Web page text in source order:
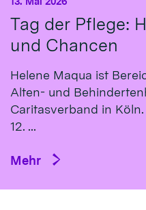
Tag der Pflege:
und Chancen
Helene Maqua ist
Alten- und
Caritasverband in
12. ...
Mehr